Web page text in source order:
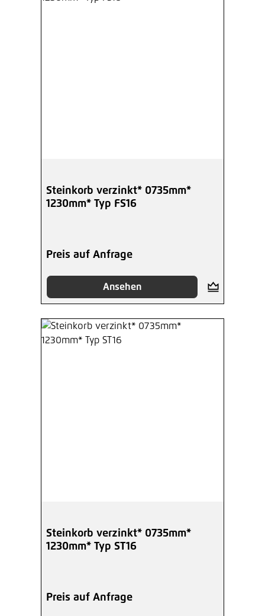
Steinkorb verzinkt* 0735mm*
1230mm* Typ FS16
Preis auf Anfrage
Ansehen
Steinkorb verzinkt* 0735mm*
1230mm* Typ ST16
Preis auf Anfrage